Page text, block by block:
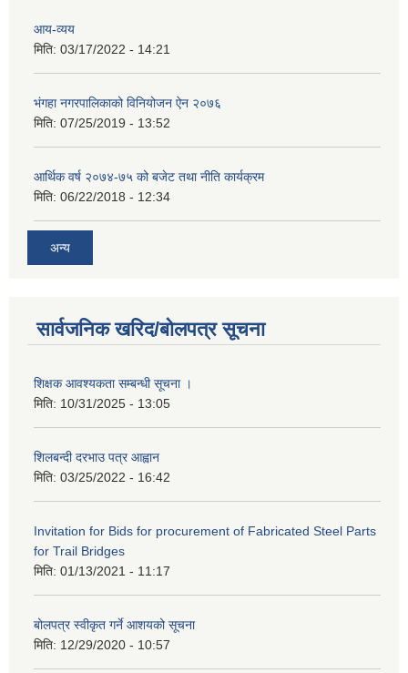
आय-व्यय
मिति: 03/17/2022 - 14:21
भंगहा नगरपालिकाको विनियोजन ऐन २०७६
मिति: 07/25/2019 - 13:52
आर्थिक वर्ष २०७४-७५ को बजेट तथा नीति कार्यक्रम
मिति: 06/22/2018 - 12:34
अन्य
सार्वजनिक खरिद/बोलपत्र सूचना
शिक्षक आवश्यकता सम्बन्धी सूचना ।
मिति: 10/31/2025 - 13:05
शिलबन्दी दरभाउ पत्र आह्वान
मिति: 03/25/2022 - 16:42
Invitation for Bids for procurement of Fabricated Steel Parts
for Trail Bridges
मिति: 01/13/2021 - 11:17
बोलपत्र स्वीकृत गर्ने आशयको सूचना
मिति: 12/29/2020 - 10:57